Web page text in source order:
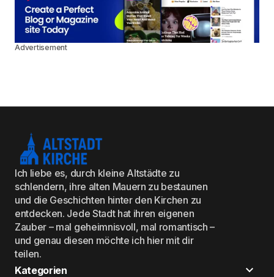
Advertisement
Ich liebe es, durch kleine Altstädte zu
schlendern, ihre alten Mauern zu bestaunen
und die Geschichten hinter den Kirchen zu
entdecken. Jede Stadt hat ihren eigenen
Zauber – mal geheimnisvoll, mal romantisch –
und genau diesen möchte ich hier mit dir
teilen.
Kategorien